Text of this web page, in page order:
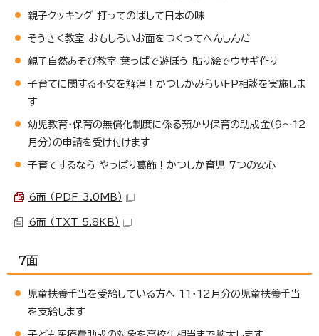
親子クッキング 打ってのばして日本の味
そうさく教室 おもしろいお面をつくってへんしんだ
親子自然あそび教室 葉っぱで遊ぼう 貼り絵でウサギ作り
子育てに関する不安を解消！かつしかみらいFP相談を実施しま
す
幼児教育・保育の無償化制度に係る預かり保育の助成金（9～12
月分）の申請を受け付けます
子育てするなら やっぱり葛飾！かつしか育児 7つの安心
6面 （PDF 3.0MB）
6面 （TXT 5.8KB）
7面
児童扶養手当を受給している方へ 11・12月分の児童扶養手当
を支給します